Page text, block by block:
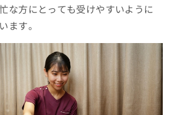
な方にとっても受けやすいように
ます。